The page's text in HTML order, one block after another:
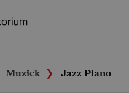
Muziek Jazz Piano